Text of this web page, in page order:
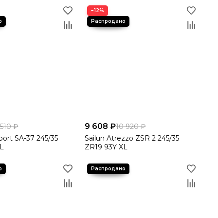
₽
SA-37 245/35
−12%
9 608 ₽10 920 ₽
Sailun Atrezzo ZSR 2 245/35
ZR19 93Y XL